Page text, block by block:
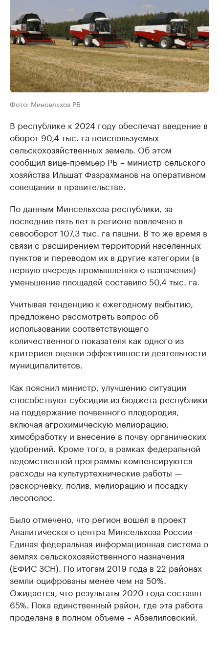
Фото: Минсельхоз РБ
В республике к 2024 году обеспечат введение в
оборот 90,4 тыс. га неиспользуемых
сельскохозяйственных земель. Об этом
сообщил вице-премьер РБ – министр сельского
хозяйства Ильшат Фазрахманов на оперативном
совещании в правительстве.
По данным Минсельхоза республики, за
последние пять лет в регионе вовлечено в
севооборот 107,3 тыс. га пашни. В то же время в
связи с расширением территорий населенных
пунктов и переводом их в другие категории (в
первую очередь промышленного назначения)
уменьшение площадей составило 50,4 тыс. га.
Учитывая тенденцию к ежегодному выбытию,
предложено рассмотреть вопрос об
использовании соответствующего
количественного показателя как одного из
критериев оценки эффективности деятельности
муниципалитетов.
Как пояснил министр, улучшению ситуации
способствуют субсидии из бюджета республики
на поддержание почвенного плодородия,
включая агрохимическую мелиорацию,
химобработку и внесение в почву органических
удобрений. Кроме того, в рамках федеральной
ведомственной программы компенсируются
расходы на культуртехнические работы —
раскорчевку, полив, мелиорацию и посадку
лесополос.
Было отмечено, что регион вошел в проект
Аналитического центра Минсельхоза России -
Единая федеральная информационная система о
землях сельскохозяйственного назначения
(ЕФИС ЗСН). По итогам 2019 года в 22 районах
земли оцифрованы менее чем на 50%.
Ожидается, что результаты 2020 года составят
65%. Пока единственный район, где эта работа
проделана в полном объеме – Абзелиловский.